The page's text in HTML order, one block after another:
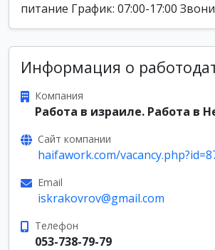
питание График: 07:00-17:00
Информация о
Компания
Работа в израиле. Работа в
Сайт компании
haifawork.com/
Email
iskrakovrov@gmail.com
Телефон
053-738-79-79